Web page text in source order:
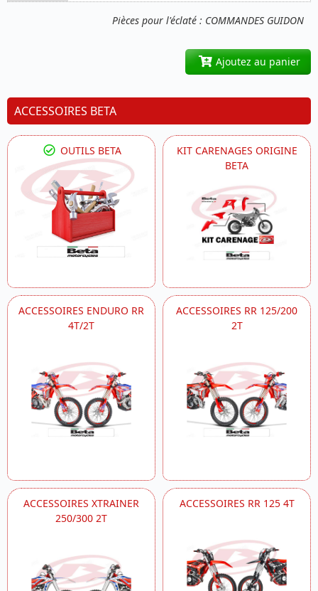
Pièces pour l'éclaté : COMMANDES GUIDON
Ajoutez au panier
ACCESSOIRES BETA
OUTILS BETA
KIT CARENAGES ORIGINE
BETA
ACCESSOIRES ENDURO RR
4T/2T
ACCESSOIRES RR 125/200
2T
ACCESSOIRES XTRAINER
250/300 2T
ACCESSOIRES RR 125 4T